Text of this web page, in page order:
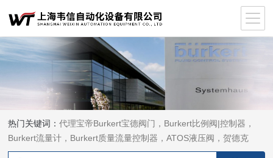
热门关键词：代理宝帝Burkert宝德阀门，Burkert比例阀|控制器，
Burkert流量计，Burkert质量流量控制器，ATOS液压阀，贺德克
HYDAC传感器，ASCO电磁阀，ASCO阀门，REXROTH力士乐阀